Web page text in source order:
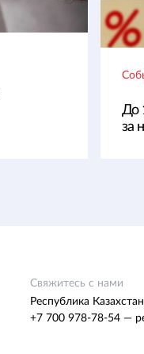
До
за
Свяжитесь с нами
Республика
+7 700 978-78-54 —